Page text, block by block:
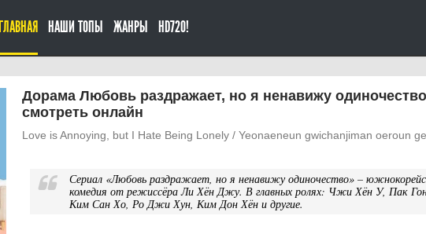
ГЛАВНАЯ НАШИ ТОПЫ ЖАНРЫ HD720!
Дорама Любовь раздражает, но я ненавижу
смотреть онлайн
Love is Annoying, but I Hate Being Lonely / Yeonaeneun gwichanjiman oeroun
Сериал «Любовь раздражает, но я ненавижу одиночество» –
комедия от режиссёра Ли Хён Джу. В главных ролях: Чжи Хён У, Пак
Ким Сан Хо, Ро Джи Хун, Ким Дон Хён и другие.